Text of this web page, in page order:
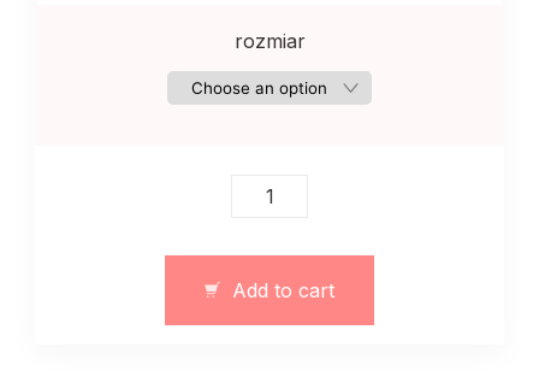
rozmiar
Longsleeve
bawełniany
–
Add to cart